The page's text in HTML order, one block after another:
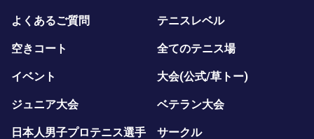
よくあるご質問 テニスレベル
空きコート 全てのテニス場
イベント 大会(公式/草トー)
ジュニア大会 ベテラン大会
日本人男子プロテニス選手 サークル